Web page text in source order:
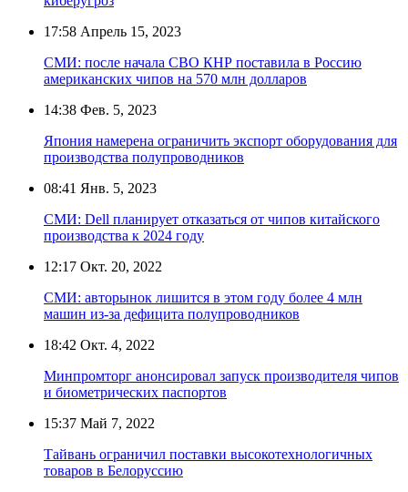
17:58 Апрель 15, 2023
СМИ: после начала СВО КНР поставила в Россию
американских чипов на 570 млн долларов
14:38 Фев. 5, 2023
Япония намерена ограничить экспорт оборудования для
производства полупроводников
08:41 Янв. 5, 2023
СМИ: Dell планирует отказаться от чипов китайского
производства к 2024 году
12:17 Окт. 20, 2022
СМИ: авторынок лишится в этом году более 4 млн
машин из-за дефицита полупроводников
18:42 Окт. 4, 2022
Минпромторг анонсировал запуск производителя чипов
и биометрических паспортов
15:37 Май 7, 2022
Тайвань ограничил поставки высокотехнологичных
товаров в Белоруссию